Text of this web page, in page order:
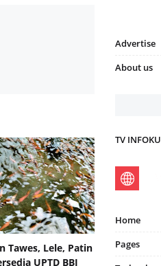
Tawes, Lele, Patin
UPTD BBI
Advertise
About us
TV INFOKU
Home
Pages